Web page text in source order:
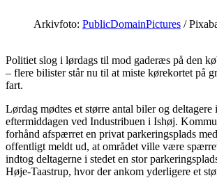
Arkivfoto: PublicDomainPictures /
Politiet slog i lørdags til mod gaderæs på den
– flere bilister står nu til at miste kørekortet på
fart.
Lørdag mødtes et større antal biler og deltagere
eftermiddagen ved Industribuen i Ishøj.
forhånd afspærret en privat parkeringsplads
offentligt meldt ud, at området ville være
indtog deltagerne i stedet en stor
Høje-Taastrup, hvor der ankom yderligere et